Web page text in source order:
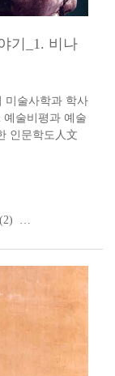
기_1. 비나
미술사학과 학사
예술비평과 예술
인문학도人文
​(2) ​ …